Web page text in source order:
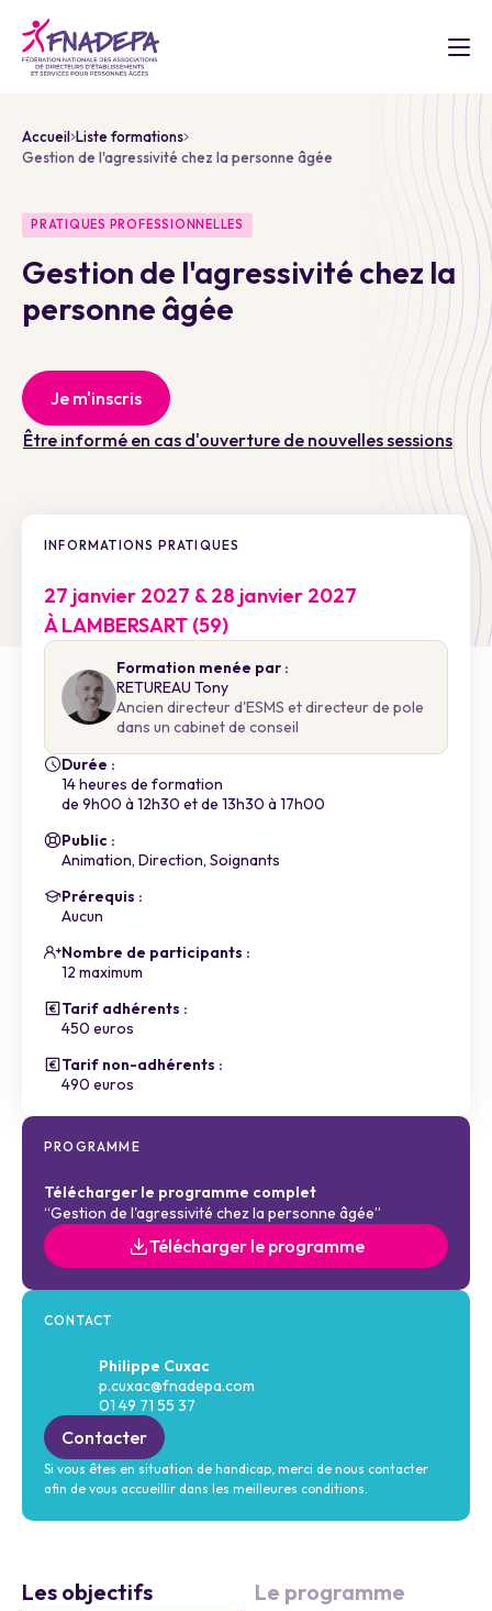
Accueil Liste formations
Gestion de l'agressivité chez la personne âgée
PRATIQUES PROFESSIONNELLES
Gestion de l'agressivité chez la
personne âgée
Je m'inscris
Être informé en cas d'ouverture de nouvelles sessions
INFORMATIONS PRATIQUES
27 janvier 2027 & 28 janvier 2027
À LAMBERSART (59)
Formation menée par :
RETUREAU Tony
Ancien directeur d'ESMS et directeur de pole
dans un cabinet de conseil
Durée :
14 heures de formation
de 9h00 à 12h30 et de 13h30 à 17h00
Public :
Animation, Direction, Soignants
Prérequis :
Aucun
Nombre de participants :
12 maximum
Tarif adhérents :
450 euros
Tarif non-adhérents :
490 euros
PROGRAMME
Télécharger le programme complet
“Gestion de l'agressivité chez la personne âgée”
Télécharger le programme
CONTACT
Philippe Cuxac
p.cuxac@fnadepa.com
01 49 71 55 37
Contacter
Si vous êtes en situation de handicap, merci de nous contacter
afin de vous accueillir dans les meilleures conditions.
Les objectifs Le programme